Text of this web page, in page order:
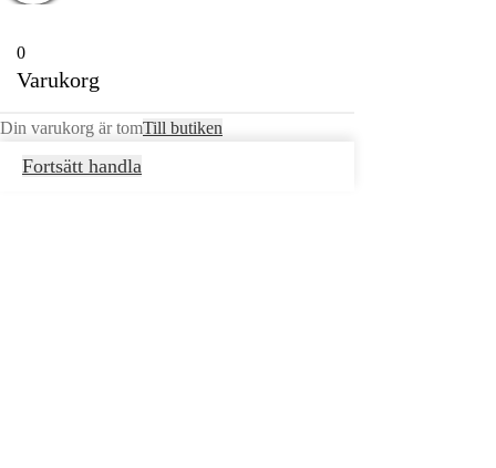
0
Varukorg
Din varukorg är tomTill butiken
Fortsätt handla